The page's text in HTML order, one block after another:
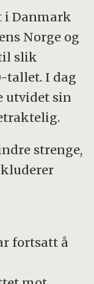
i Danmark
Norge og
slik
tallet. I dag
utvidet sin
strenge,
fortsatt å